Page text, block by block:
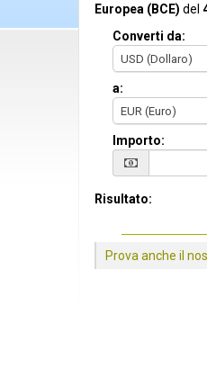
Europea (BCE) del
Converti da:
USD (Dollaro)
a:
EUR (Euro)
Importo:
Risultato:
Prova anche il